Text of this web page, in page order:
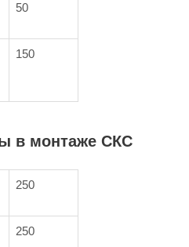
50
150
в монтаже СКС
250
250